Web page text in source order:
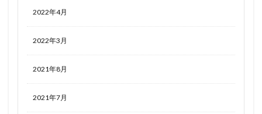
2022年4月
2022年3月
2021年8月
2021年7月